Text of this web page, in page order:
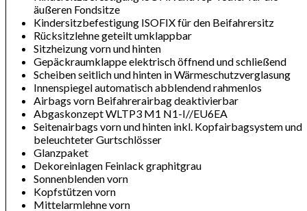
äußeren Fondsitze
Kindersitzbefestigung ISOFIX für den Beifahrersitz
Rücksitzlehne geteilt umklappbar
Sitzheizung vorn und hinten
Gepäckraumklappe elektrisch öffnend und schließend
Scheiben seitlich und hinten in Wärmeschutzverglasung
Innenspiegel automatisch abblendend rahmenlos
Airbags vorn Beifahrerairbag deaktivierbar
Abgaskonzept WLTP3 M1 N1-I//EU6EA
Seitenairbags vorn und hinten inkl. Kopfairbagsystem und
beleuchteter Gurtschlösser
Glanzpaket
Dekoreinlagen Feinlack graphitgrau
Sonnenblenden vorn
Kopfstützen vorn
Mittelarmlehne vorn